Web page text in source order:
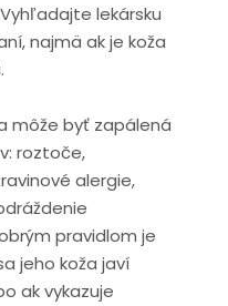
lekársku
najmä ak je koža
byť zapálená
roztoče,
alergie,
pravidlom je
jeho koža javí
ak vykazuje